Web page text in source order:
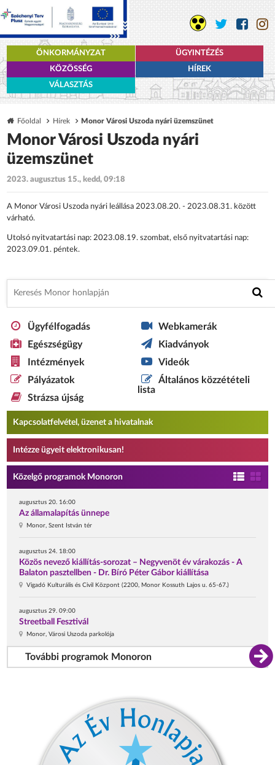
ÖNKORMÁNYZAT
ÜGYINTÉZÉS
KÖZÖSSÉG
HÍREK
VÁLASZTÁS
Főoldal Hírek Monor Városi Uszoda nyári üzemszünet
Monor Városi Uszoda nyári
üzemszünet
2023. augusztus 15., kedd, 09:18
A Monor Városi Uszoda nyári leállása 2023.08.20. - 2023.08.31. között
várható.
Utolsó nyitvatartási nap: 2023.08.19. szombat, első nyitvatartási nap:
2023.09.01. péntek.
Ügyfélfogadás
Egészségügy
Intézmények
Pályázatok
Strázsa újság
Webkamerák
Kiadványok
Videók
Általános közzétételi
lista
Kapcsolatfelvétel, üzenet a hivatalnak
Intézze ügyeit elektronikusan!
Közelgő programok Monoron
augusztus 20. 16:00
Az államalapítás ünnepe
Monor, Szent István tér
augusztus 24. 18:00
Közös nevező kiállítás-sorozat – Negyvenöt év várakozás - A
Balaton pasztellben - Dr. Bíró Péter Gábor kiállítása
Vigadó Kulturális és Civil Központ (2200, Monor Kossuth Lajos u. 65-67.)
augusztus 29. 09:00
Streetball Fesztivál
Monor, Városi Uszoda parkolója
További programok Monoron